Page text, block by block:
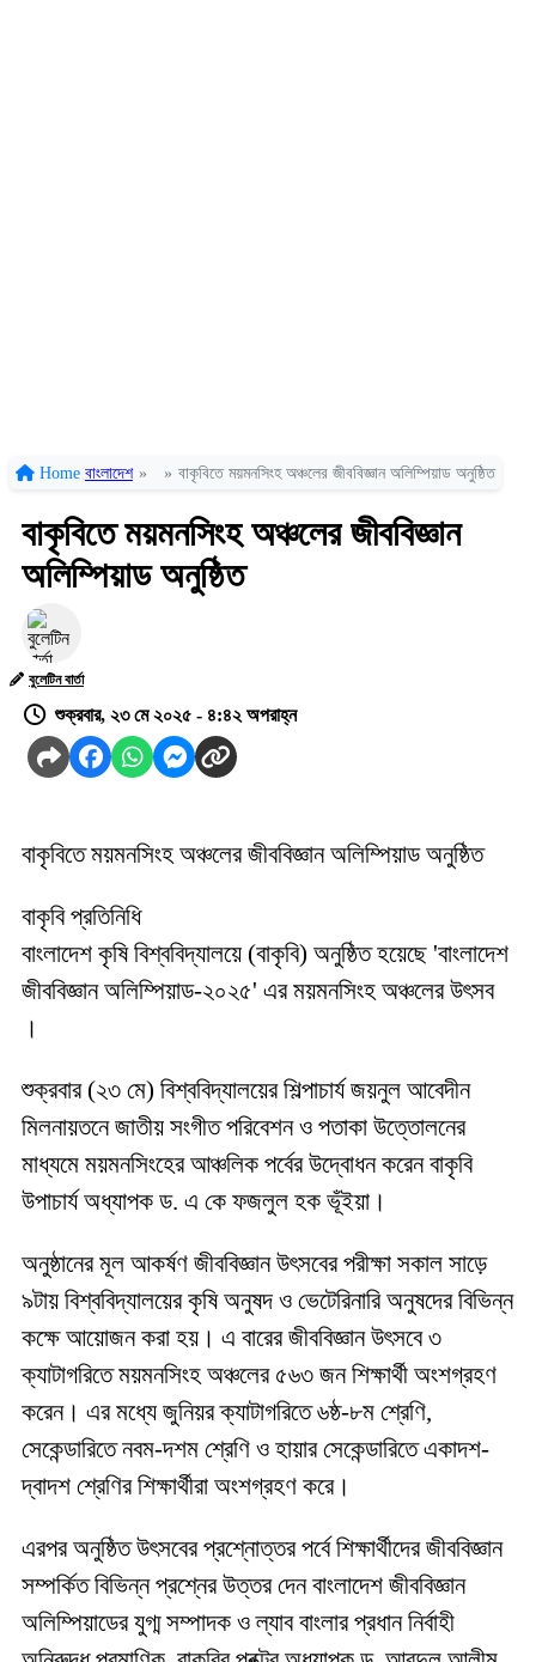
Home বাংলাদেশ » » বাকৃবিতে ময়মনসিংহ অঞ্চলের জীববিজ্ঞান অলিম্পিয়াড অনুষ্ঠিত
বাকৃবিতে ময়মনসিংহ অঞ্চলের জীববিজ্ঞান
অলিম্পিয়াড অনুষ্ঠিত
বুলেটিন বার্তা
শুক্রবার, ২৩ মে ২০২৫ - ৪:৪২ অপরাহ্ন
বাকৃবিতে ময়মনসিংহ অঞ্চলের জীববিজ্ঞান অলিম্পিয়াড অনুষ্ঠিত
বাকৃবি প্রতিনিধি
বাংলাদেশ কৃষি বিশ্ববিদ্যালয়ে (বাকৃবি) অনুষ্ঠিত হয়েছে 'বাংলাদেশ
জীববিজ্ঞান অলিম্পিয়াড-২০২৫' এর ময়মনসিংহ অঞ্চলের উৎসব
।
শুক্রবার (২৩ মে) বিশ্ববিদ্যালয়ের শিল্পাচার্য জয়নুল আবেদীন
মিলনায়তনে জাতীয় সংগীত পরিবেশন ও পতাকা উত্তোলনের
মাধ্যমে ময়মনসিংহের আঞ্চলিক পর্বের উদ্বোধন করেন বাকৃবি
উপাচার্য অধ্যাপক ড. এ কে ফজলুল হক ভূঁইয়া।
অনুষ্ঠানের মূল আকর্ষণ জীববিজ্ঞান উৎসবের পরীক্ষা সকাল সাড়ে
৯টায় বিশ্ববিদ্যালয়ের কৃষি অনুষদ ও ভেটেরিনারি অনুষদের বিভিন্ন
কক্ষে আয়োজন করা হয়। এ বারের জীববিজ্ঞান উৎসবে ৩
ক্যাটাগরিতে ময়মনসিংহ অঞ্চলের ৫৬৩ জন শিক্ষার্থী অংশগ্রহণ
করেন। এর মধ্যে জুনিয়র ক্যাটাগরিতে ৬ষ্ঠ-৮ম শ্রেণি,
সেকেন্ডারিতে নবম-দশম শ্রেণি ও হায়ার সেকেন্ডারিতে একাদশ-
দ্বাদশ শ্রেণির শিক্ষার্থীরা অংশগ্রহণ করে।
এরপর অনুষ্ঠিত উৎসবের প্রশ্নোত্তর পর্বে শিক্ষার্থীদের জীববিজ্ঞান
সম্পর্কিত বিভিন্ন প্রশ্নের উত্তর দেন বাংলাদেশ জীববিজ্ঞান
অলিম্পিয়াডের যুগ্ম সম্পাদক ও ল্যাব বাংলার প্রধান নির্বাহী